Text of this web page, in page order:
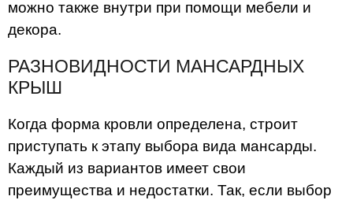
можно также внутри при помощи мебели и
декора.
РАЗНОВИДНОСТИ МАНСАРДНЫХ
КРЫШ
Когда форма кровли определена, строит
приступать к этапу выбора вида мансарды.
Каждый из вариантов имеет свои
преимущества и недостатки. Так, если выбор